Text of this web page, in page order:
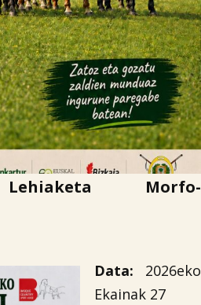
Morfo-
Data: 2026eko
Ekainak 27